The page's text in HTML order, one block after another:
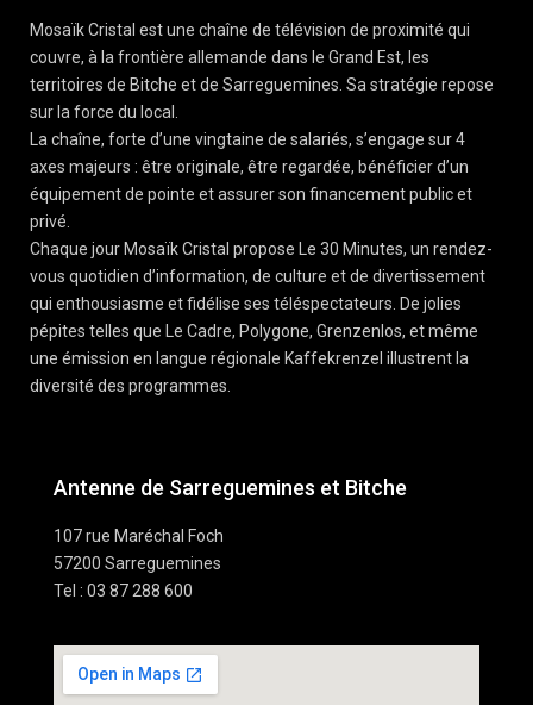
Mosaïk Cristal est une chaîne de télévision de proximité qui
couvre, à la frontière allemande dans le Grand Est, les
territoires de Bitche et de Sarreguemines. Sa stratégie repose
sur la force du local.
La chaîne, forte d’une vingtaine de salariés, s’engage sur 4
axes majeurs : être originale, être regardée, bénéficier d’un
équipement de pointe et assurer son financement public et
privé.
Chaque jour Mosaïk Cristal propose Le 30 Minutes, un rendez-
vous quotidien d’information, de culture et de divertissement
qui enthousiasme et fidélise ses téléspectateurs. De jolies
pépites telles que Le Cadre, Polygone, Grenzenlos, et même
une émission en langue régionale Kaffekrenzel illustrent la
diversité des programmes.
Antenne de Sarreguemines et Bitche
107 rue Maréchal Foch
57200 Sarreguemines
Tel : 03 87 288 600